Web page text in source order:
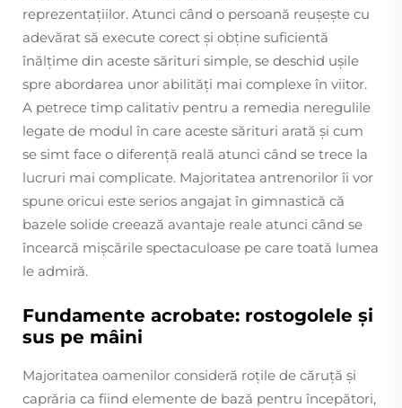
reprezentațiilor. Atunci când o persoană reușește cu
adevărat să execute corect și obține suficientă
înălțime din aceste sărituri simple, se deschid ușile
spre abordarea unor abilități mai complexe în viitor.
A petrece timp calitativ pentru a remedia neregulile
legate de modul în care aceste sărituri arată și cum
se simt face o diferență reală atunci când se trece la
lucruri mai complicate. Majoritatea antrenorilor îi vor
spune oricui este serios angajat în gimnastică că
bazele solide creează avantaje reale atunci când se
încearcă mișcările spectaculoase pe care toată lumea
le admiră.
Fundamente acrobate: rostogolele și
sus pe mâini
Majoritatea oamenilor consideră roțile de căruță și
caprăria ca fiind elemente de bază pentru începători,